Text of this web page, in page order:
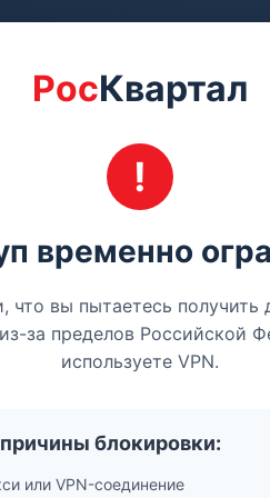
РосКвартал
временно
вы пытаетесь получить
за пределов Российской
используете VPN.
блокировки:
или VPN-соединение